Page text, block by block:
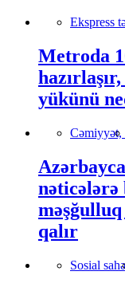
Ekspress
Metroda
yükünü
Cəmiyyət,
nəticələrə
qalır
Sosial